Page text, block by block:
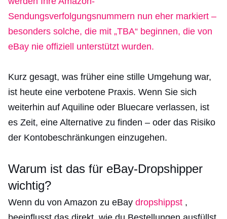
Sendungsverfolgungsnummern nun eher markiert –
besonders solche, die mit „TBA“ beginnen, die von
eBay nie offiziell unterstützt wurden.
Kurz gesagt, was früher eine stille Umgehung war,
ist heute eine verbotene Praxis. Wenn Sie sich
weiterhin auf Aquiline oder Bluecare verlassen, ist
es Zeit, eine Alternative zu finden – oder das Risiko
der Kontobeschränkungen einzugehen.
Warum ist das für eBay-Dropshipper
wichtig?
Wenn du von Amazon zu eBay dropshippst ,